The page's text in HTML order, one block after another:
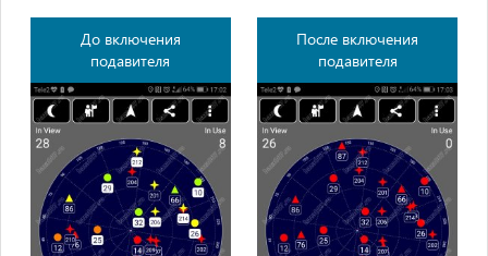
До включения
подавителя
После включения
подавителя